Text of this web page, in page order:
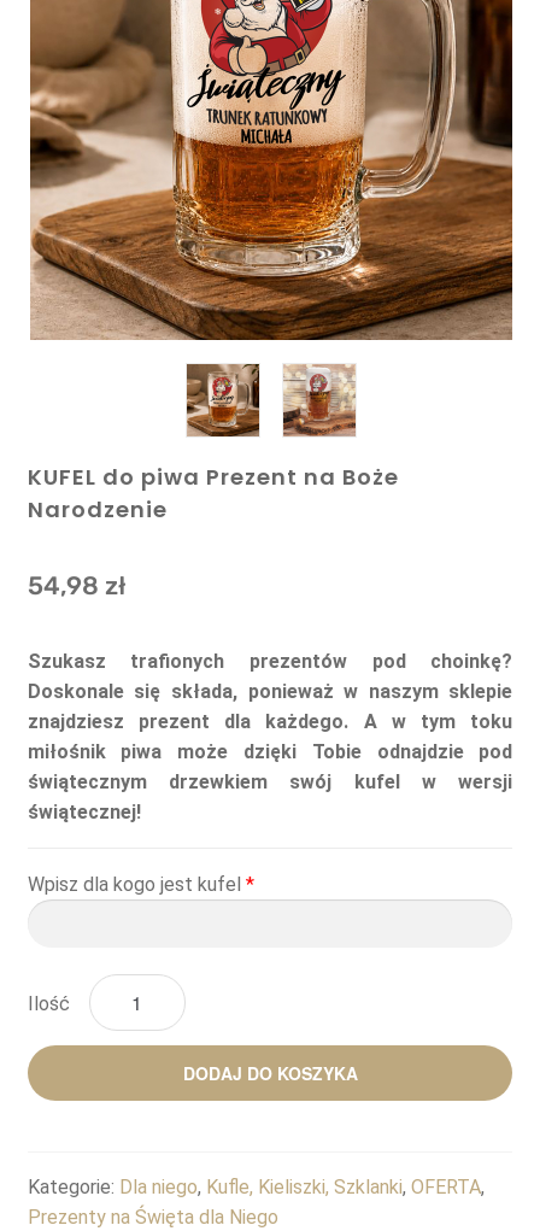
ZAPROSZENIA
DEKORACJE
OKRĄGŁE URODZINY
ZAPAKUJ
NOWOŚCI
KUFEL do piwa Prezent na Boże
Narodzenie
54,98 zł
Szukasz trafionych prezentów pod choinkę?
Doskonale się składa, ponieważ w naszym sklepie
znajdziesz prezent dla każdego. A w tym toku
miłośnik piwa może dzięki Tobie odnajdzie pod
świątecznym drzewkiem swój kufel w wersji
świątecznej!
Wpisz dla kogo jest kufel *
Ilość
DODAJ DO KOSZYKA
Kategorie: Dla niego, Kufle, Kieliszki, Szklanki, OFERTA,
Prezenty na Święta dla Niego